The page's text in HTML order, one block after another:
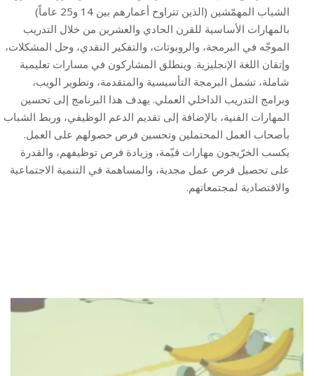
الشباب المهمّشين (الذين تتراوح أعمارهم بين 14 و25 عاماً)
بالمهارات الأساسية للقرن الحادي والعشرين من خلال التدريب
الموجّه في البرمجة، والروبوتات، والتفكير النقدي، وحل المشكلات،
وإتقان اللغة الإنجليزية. وينطلق المشاركون في مسارات تعليمية
شاملة، تشمل البرمجة التأسيسية والمتقدمة، وتطوير الويب،
وبرامج التدريب الداخلي العملي. يهدف هذا البرنامج إلى تحسين
المهارات الفنية، بالإضافة إلى تقديم الدعم الوظيفي، وربط الشباب
بأصحاب العمل المحتملين وتحسين فرص حصولهم على العمل.
يكسب الخرّيجون مهارات قيّمة، وزيادة فرص توظيفهم، والقدرة
على تحصيل فرص عمل مجدية، والمساهمة في التنمية الاجتماعية
والاقتصادية لمجتمعاتهم.